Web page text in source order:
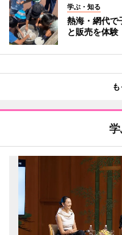
学ぶ・知る
熱海・網代
と販売を体験